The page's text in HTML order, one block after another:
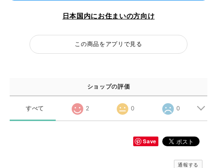
日本国内にお住まいの方向け
この商品をアプリで見る
ショップの評価
すべて 2 0 0
Save
通報する